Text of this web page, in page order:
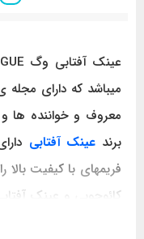
میباشد که دارای
معروف و خواننده ها
برند عینک آفتابی
فریمهای با کیفیت
کائوچویی و عینک
آن از دیگر ویژگیهای